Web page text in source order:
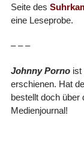
Seite des
eine Leseprobe.
– – –
Johnny Pornoist
erschienen. Hat
bestellt doch über
Medienjournal!